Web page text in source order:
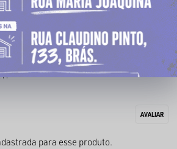
100235349
para esse produto.